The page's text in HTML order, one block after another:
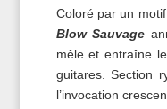
Coloré par un
Blow Sauvage
mêle et entraîne
guitares. Section
l’invocation